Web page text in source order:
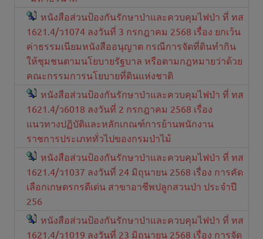
หนังสือส่วนป้องกันรักษาป่าและควบคุมไฟป่า ที่ ทส
1621.4/ว1074 ลงวันที่ 3 กรกฎาคม 2568 เรื่อง ยกเว้น
ค่าธรรมเนียมหนังสืออนุญาต กรณีการจัดที่ดินทำกิน
ให้ชุมชนตามนโยบายรัฐบาล หรือตามกฎหมายว่าด้วย
คณะกรรมการนโยบายที่ดินแห่งชาติ
หนังสือส่วนป้องกันรักษาป่าและควบคุมไฟป่า ที่ ทส
1621.4/ว6018 ลงวันที่ 2 กรกฎาคม 2568 เรื่อง
แนวทางปฏิบัติและหลักเกณฑ์การย้านพนักงาน
ราชการประเภททั่วไปของกรมป่าไม้
หนังสือส่วนป้องกันรักษาป่าและควบคุมไฟป่า ที่ ทส
1621.4/ว1037 ลงวันที่ 24 มิถุนายน 2568 เรื่อง การคัด
เลือกเกษตรกรดีเด่น สาขาอาชีพปลูกสวนป่า ประจำปี
256
หนังสือส่วนป้องกันรักษาป่าและควบคุมไฟป่า ที่ ทส
1621.4/ว1019 ลงวันที่ 23 มิถุนายน 2568 เรื่อง การจัด